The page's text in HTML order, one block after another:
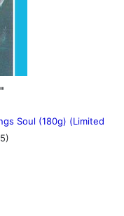
Soul (180g) (Limited